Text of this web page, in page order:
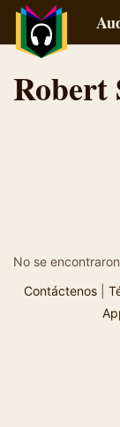
Robert
No se
Contáctenos